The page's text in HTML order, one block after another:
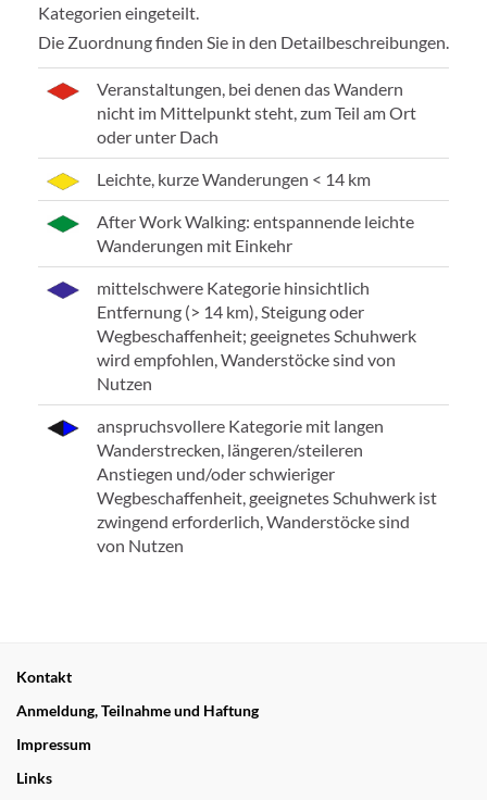
Kategorien eingeteilt.
Die Zuordnung finden Sie in den Detailbeschreibungen.
Veranstaltungen, bei denen das Wandern
nicht im Mittelpunkt steht, zum Teil am Ort
oder unter Dach
Leichte, kurze Wanderungen < 14 km
After Work Walking: entspannende leichte
Wanderungen mit Einkehr
mittelschwere Kategorie hinsichtlich
Entfernung (> 14 km), Steigung oder
Wegbeschaffenheit; geeignetes Schuhwerk
wird empfohlen, Wanderstöcke sind von
Nutzen
anspruchsvollere Kategorie mit langen
Wanderstrecken, längeren/steileren
Anstiegen und/oder schwieriger
Wegbeschaffenheit, geeignetes Schuhwerk ist
zwingend erforderlich, Wanderstöcke sind
von Nutzen
Kontakt
Anmeldung, Teilnahme und Haftung
Impressum
Links